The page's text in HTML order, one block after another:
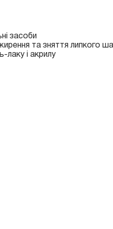
засоби
та зняття липкого
лаку і акрилу